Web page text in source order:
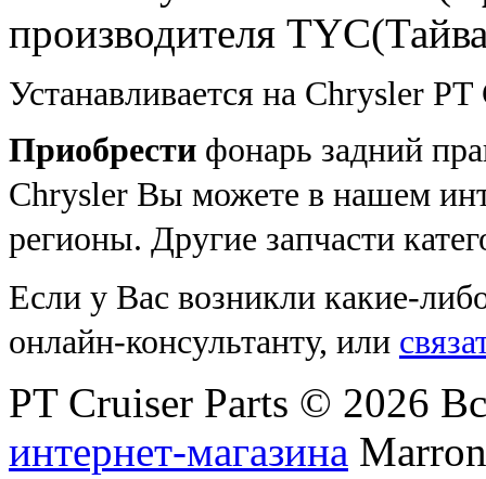
производителя
Устанавливается на Chrysler
Приобрести фонарь задний
Chrysler Вы можете в нашем
регионы. Другие запчасти
Если у Вас возникли какие-
онлайн-консультанту, или
PT Cruiser Parts © 2026
интернет-магазина